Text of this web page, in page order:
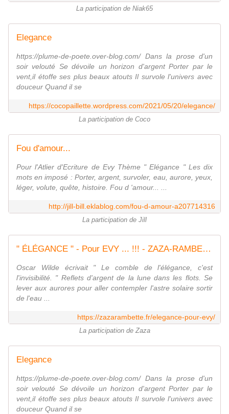
La participation de Niak65
Elegance
https://plume-de-poete.over-blog.com/ Dans la prose d'un
soir velouté Se dévoile un horizon d'argent Porter par le
vent,il étoffe ses plus beaux atouts Il survole l'univers avec
douceur Quand il se
https://cocopaillette.wordpress.com/2021/05/20/elegance/
La participation de Coco
Fou d'amour...
Pour l'Atlier d'Ecriture de Evy Thème " Elégance " Les dix
mots en imposé : Porter, argent, survoler, eau, aurore, yeux,
léger, volute, quête, histoire. Fou d 'amour... ...
http://jill-bill.eklablog.com/fou-d-amour-a207714316
La participation de Jill
" ÉLÉGANCE " - Pour EVY ... !!! - ZAZA-RAMBETTE LE RETOUR %
Oscar Wilde écrivait " Le comble de l'élégance, c'est
l'invisibilité. " Reflets d'argent de la lune dans les flots. Se
lever aux aurores pour aller contempler l'astre solaire sortir
de l'eau ...
https://zazarambette.fr/elegance-pour-evy/
La participation de Zaza
Elegance
https://plume-de-poete.over-blog.com/ Dans la prose d'un
soir velouté Se dévoile un horizon d'argent Porter par le
vent,il étoffe ses plus beaux atouts Il survole l'univers avec
douceur Quand il se